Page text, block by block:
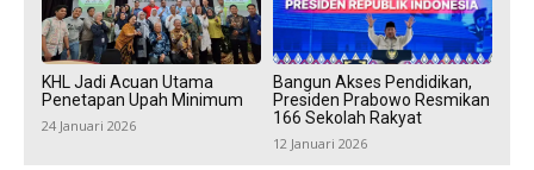
KHL Jadi Acuan Utama
Penetapan Upah Minimum
24 Januari 2026
Bangun Akses Pendidikan,
Presiden Prabowo Resmikan
166 Sekolah Rakyat
12 Januari 2026